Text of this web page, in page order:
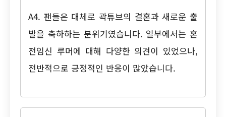
A4. 팬들은 대체로 곽튜브의 결혼과 새로운 출
발을 축하하는 분위기였습니다. 일부에서는 혼
전임신 루머에 대해 다양한 의견이 있었으나,
전반적으로 긍정적인 반응이 많았습니다.